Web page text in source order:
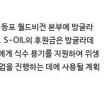
포 월드비전 본부에 방글라
OIL의 후원금은 방글라데
식수 용기를 지원하여 위생
을 진행하는 데에 사용될 계획